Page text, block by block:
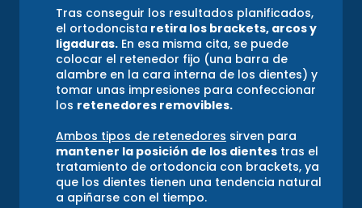
Tras conseguir los resultados planificados,
el ortodoncista retira los brackets, arcos y
ligaduras. En esa misma cita, se puede
colocar el retenedor fijo (una barra de
alambre en la cara interna de los dientes) y
tomar unas impresiones para confeccionar
los retenedores removibles.
Ambos tipos de retenedores sirven para
mantener la posición de los dientes tras el
tratamiento de ortodoncia con brackets, ya
que los dientes tienen una tendencia natural
a apiñarse con el tiempo.